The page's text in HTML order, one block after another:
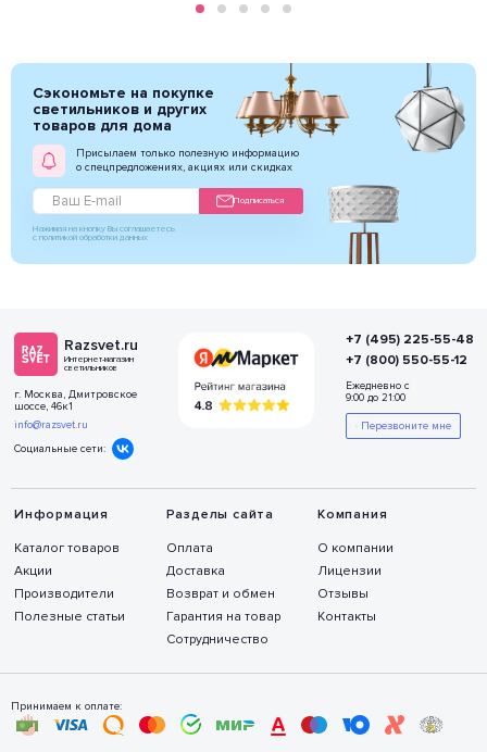
Сэкономьте на покупке
светильников и других
товаров для дома
Присылаем только полезную информацию
о спецпредложениях, акциях или скидках
Подписаться
Нажимая на кнопку Вы соглашаетесь
с политикой обработки данных
Razsvet.ru
Интернет-магазин
светильников
г. Москва, Дмитровское
шоссе, 46к1
info@razsvet.ru
Социальные сети:
Информация
Каталог товаров
Акции
Производители
Полезные статьи
Разделы сайта
Оплата
Доставка
Возврат и обмен
Гарантия на товар
Сотрудничество
Компания
О компании
Лицензии
Отзывы
Контакты
+7 (495) 225-55-48
+7 (800) 550-55-12
Ежедневно с
9:00 до 21:00
Перезвоните мне
Принимаем к оплате: